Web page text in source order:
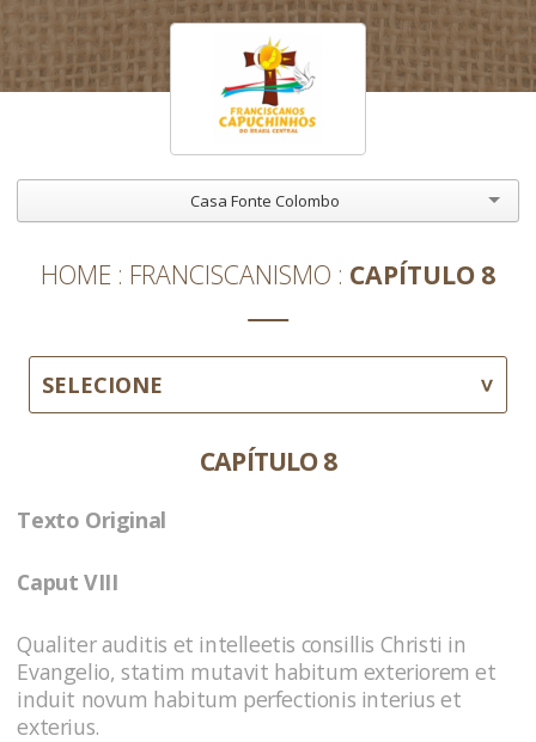
Casa Fonte Colombo
HOME FRANCISCANISMO CAPÍTULO 8
SELECIONE
CAPÍTULO 8
Texto Original
Caput VIII
Qualiter auditis et intelleetis consillis Christi in
Evangelio, statim mutavit habitum exteriorem et
induit novum habitum perfectionis interius et
exterius.